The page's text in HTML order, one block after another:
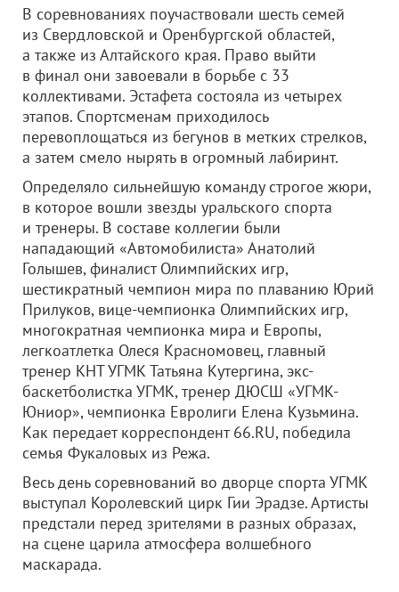
В соревнованиях поучаствовали шесть семей
из Свердловской и Оренбургской областей,
а также из Алтайского края. Право выйти
в финал они завоевали в борьбе с 33
коллективами. Эстафета состояла из четырех
этапов. Спортсменам приходилось
перевоплощаться из бегунов в метких стрелков,
а затем смело нырять в огромный лабиринт.
Определяло сильнейшую команду строгое жюри,
в которое вошли звезды уральского спорта
и тренеры. В составе коллегии были
нападающий «Автомобилиста» Анатолий
Голышев, финалист Олимпийских игр,
шестикратный чемпион мира по плаванию Юрий
Прилуков, вице-чемпионка Олимпийских игр,
многократная чемпионка мира и Европы,
легкоатлетка Олеся Красномовец, главный
тренер КНТ УГМК Татьяна Кутергина, экс-
баскетболистка УГМК, тренер ДЮСШ «УГМК-
Юниор», чемпионка Евролиги Елена Кузьмина.
Как передает корреспондент 66.RU, победила
семья Фукаловых из Режа.
Весь день соревнований во дворце спорта УГМК
выступал Королевский цирк Гии Эрадзе. Артисты
предстали перед зрителями в разных образах,
на сцене царила атмосфера волшебного
маскарада.